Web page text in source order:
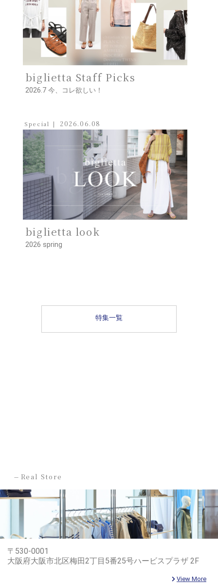
biglietta Staff Picks
2026.7 今、コレ欲しい！
Special 2026.06.08
biglietta look
2026 spring
特集一覧
-Real Store
〒530-0001
大阪府大阪市北区梅田2丁目5番25号ハービスプラザ 2F
View More